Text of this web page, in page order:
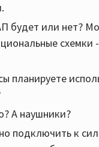
будет или нет?
схемки
планируете
А наушники?
подключить к